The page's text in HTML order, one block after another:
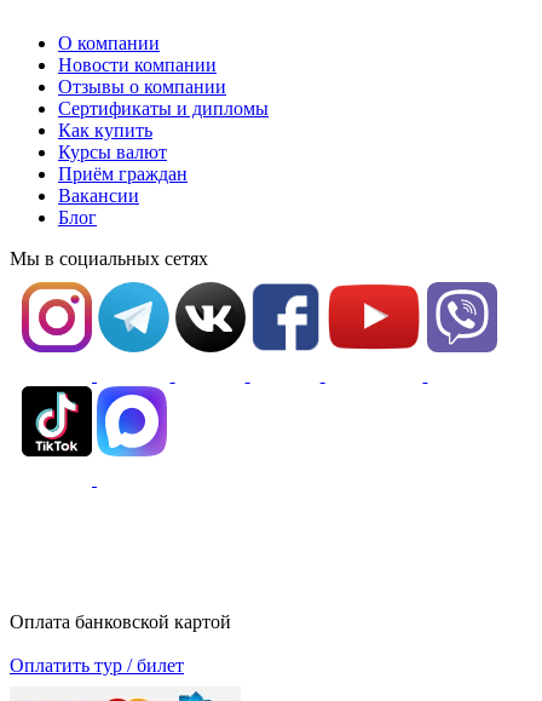
О компании
Новости компании
Отзывы о компании
Сертификаты и дипломы
Как купить
Курсы валют
Приём граждан
Вакансии
Блог
Мы в социальных сетях
Оплата банковской картой
Оплатить тур / билет